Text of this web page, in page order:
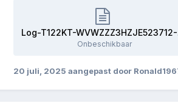
Onbeschikbaar
20 juli, 2025 aangepast door